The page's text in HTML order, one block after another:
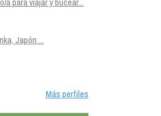
Japón ...
Más perfiles